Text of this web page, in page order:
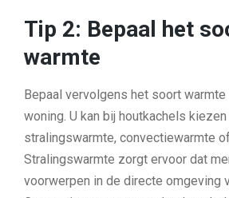
Tip 2: Bepaal het
warmte
Bepaal vervolgens het soort
woning. U kan bij houtkachels
stralingswarmte, convectiewarmte
Stralingswarmte zorgt ervoor dat
voorwerpen in de directe omgeving